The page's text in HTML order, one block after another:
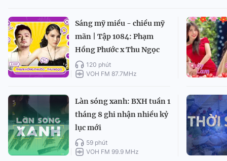
Sáng mỹ miều - chiều mỹ
mãn | Tập 1084: Phạm
Hồng Phước x Thu Ngọc
120 phút
VOH FM 87.7MHz
Làn sóng xanh: BXH tuần 1
tháng 8 ghi nhận nhiều kỷ
lục mới
59 phút
VOH FM 99.9 MHz